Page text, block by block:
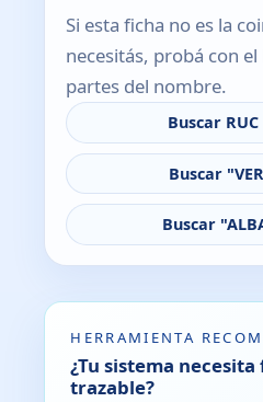
Si esta ficha no es la
necesitás, probá con el
partes del nombre.
Buscar RUC
Buscar
Buscar
HERRAMIENTA
¿Tu sistema
trazable?